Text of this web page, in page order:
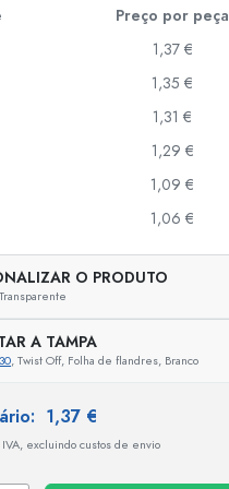
Preço por peça
1,37 €
1,35 €
1,31 €
1,29 €
1,09 €
1,06 €
O PRODUTO
Transparente
A TAMPA
, Twist Off, Folha de flandres, Branco
1,37 €
excluindo custos de envio